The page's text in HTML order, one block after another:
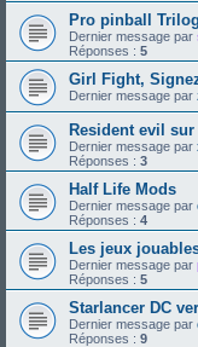
Pro pinball
Dernier message par
Réponses : 5
Girl Fight,
Dernier message par
Resident evil
Dernier message par
Réponses : 3
Half Life Mods
Dernier message par
Réponses : 4
Les jeux
Dernier message par
Réponses : 5
Starlancer DC
Dernier message par
Réponses : 9